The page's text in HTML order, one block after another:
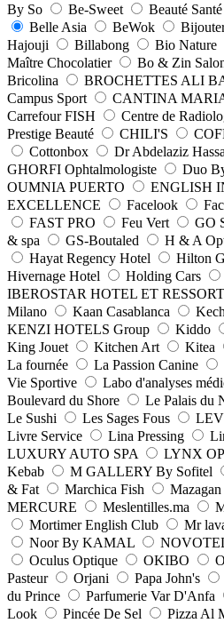
By So
Be-Sweet Beauté Santé
Belle Asia
BeWok
Hajouji
Billabong Bio Nature
Maître Chocolatier
Bo & Zin
Bricolina
BROCHETTES ALI
Campus Sport
CANTINA
Carrefour FISH
Centre de
Prestige Beauté
CHILI'S
Cottonbox
Dr Abdelaziz
GHORFI Ophtalmologiste
Duo
OUMNIA PUERTO
ENGLISH
EXCELLENCE
Facelook
FAST PRO
Feu Vert GO
& spa
GS-Boutaled H & A
Hayat Regency Hotel
Hilton
Hivernage Hotel
Holding Cars
IBEROSTAR HOTEL ET
Milano
Kaan Casablanca
KENZI HOTELS Group
Kiddo
King Jouet
Kitchen Art Kitea
La fournée
La Passion Canine
Vie Sportive
Labo d'analyses
Boulevard du Shore
Le Palais du
Le Sushi
Les Sages Fous
Livre Service
Lina Pressing
LUXURY AUTO SPA
LYNX
Kebab
M GALLERY By Sofitel
& Fat
Marchica Fish
MERCURE
Meslentilles.ma
Mortimer English Club
Mr
Noor By KAMAL
Oculus Optique
OKIBO
Pasteur
Orjani Papa John's
du Prince
Parfumerie Var D'Anfa
Look
Pincée De Sel Pizza Al